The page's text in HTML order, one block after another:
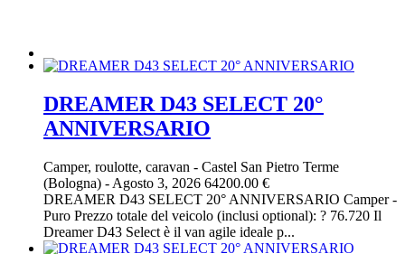
DREAMER D43 SELECT 20°
ANNIVERSARIO
Camper, roulotte, caravan - Castel San Pietro Terme
(Bologna) - Agosto 3, 2026 64200.00 €
DREAMER D43 SELECT 20° ANNIVERSARIO Camper -
Puro Prezzo totale del veicolo (inclusi optional): ? 76.720 Il
Dreamer D43 Select è il van agile ideale p...